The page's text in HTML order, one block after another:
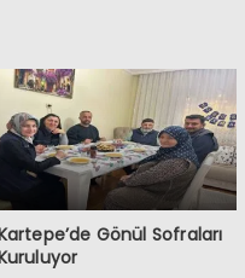
Gönül Sofraları